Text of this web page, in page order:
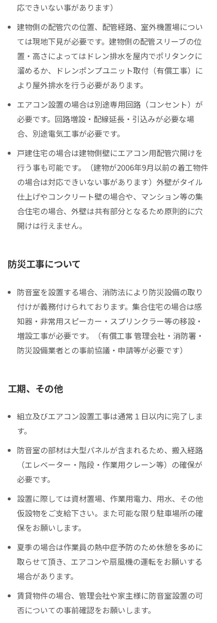
応できいない事があります）
建物側の配管穴の位置、配管経路、室外機置場につい
ては現地下見が必要です。建物側の配管スリーブの位
置・高さによってはドレン排水を屋内でポリタンクに
溜めるか、ドレンポンプユニット取付（有償工事）に
より屋外排水を行う必要があります。
エアコン設置の場合は別途専用回路（コンセント）が
必要です。回路増設・配線延長・引込みが必要な場
合、別途電気工事が必要です。
戸建住宅の場合は建物側壁にエアコン用配管穴開けを
行う事も可能です。（建物が2006年9月以前の着工物件
の場合は対応できいない事があります）外壁がタイル
仕上げやコンクリート壁の場合や、マンション等の集
合住宅の場合、外壁は共有部分となるため原則的に穴
開けは行えません。
防災工事について
防音室を設置する場合、消防法により防災設備の取り
付けが義務付けられております。集合住宅の場合は感
知器・非常用スピーカー・スプリンクラー等の移設・
増設工事が必要です。（有償工事 管理会社・消防署・
防災設備業者との事前協議・申請等が必要です）
工期、その他
組立及びエアコン設置工事は通常１日以内に完了しま
す。
防音室の部材は大型パネルが含まれるため、搬入経路
（エレベーター・階段・作業用クレーン等）の確保が
必要です。
設置に際しては資材置場、作業用電力、用水、その他
仮設物をご支給下さい。また可能な限り駐車場所の確
保をお願いします。
夏季の場合は作業員の熱中症予防のため休憩を多めに
取らせて頂き、エアコンや扇風機の運転をお願いする
場合があります。
賃貸物件の場合、管理会社や家主様に防音室設置の可
否についての事前確認をお願いします。